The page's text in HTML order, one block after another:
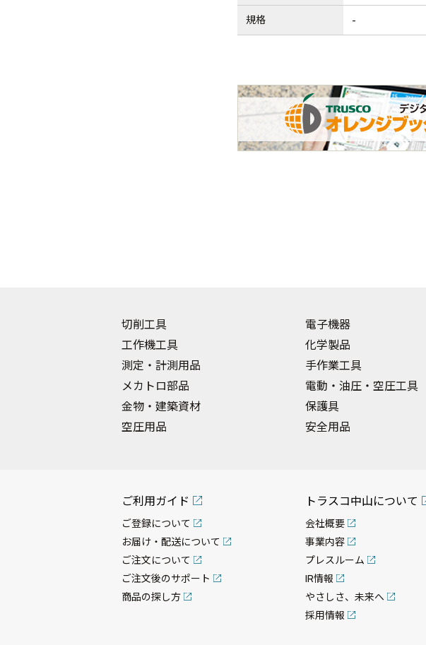
規格 -
切削工具
工作機工具
測定・計測用品
メカトロ部品
金物・建築資材
空圧用品
電子機器
化学製品
手作業工具
電動・油圧・空圧工具
保護具
安全用品
ご利用ガイド
ご登録について
お届け・配送について
ご注文について
ご注文後のサポート
商品の探し方
トラスコ中山について
会社概要
事業内容
プレスルーム
IR情報
やさしさ、未来へ
採用情報